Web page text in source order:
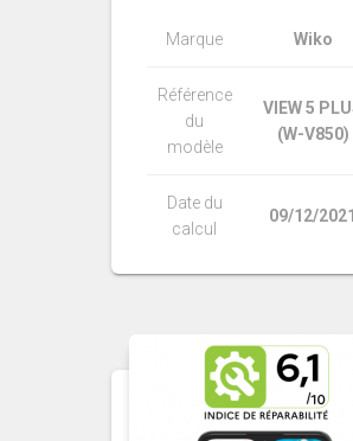
Marque Wiko
Référence
du
modèle
VIEW 5
(W-V850)
Date du
calcul
09/12/2021